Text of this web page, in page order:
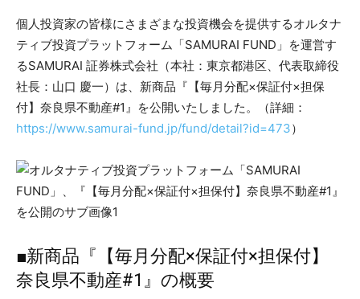
個人投資家の皆様にさまざまな投資機会を提供するオルタナ
ティブ投資プラットフォーム「SAMURAI FUND」を運営す
るSAMURAI 証券株式会社（本社：東京都港区、代表取締役
社長：山口 慶一）は、新商品『【毎月分配×保証付×担保
付】奈良県不動産#1』を公開いたしました。（詳細：
https://www.samurai-fund.jp/fund/detail?id=473）
■新商品『【毎月分配×保証付×担保付】
奈良県不動産#1』の概要